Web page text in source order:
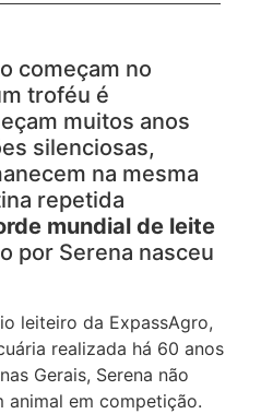
começam no
troféu é
muitos anos
silenciosas,
na mesma
repetida
mundial de leite
por Serena nasceu
leiteiro da ExpassAgro,
realizada há 60 anos
Gerais, Serena não
animal em competição.